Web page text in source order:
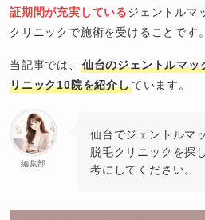
証期間が充実しているジェントルマ
クリニックで施術を受けることです。
当記事では、
仙台のジェントルマッ
リニック10院を紹介しています。
編集部
仙台でジェントルマ
脱毛クリニックを探
考にしてください。